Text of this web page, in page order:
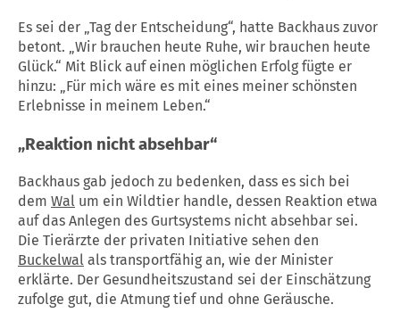
Es sei der „Tag der Entscheidung“, hatte Backhaus zuvor
betont. „Wir brauchen heute Ruhe, wir brauchen heute
Glück.“ Mit Blick auf einen möglichen Erfolg fügte er
hinzu: „Für mich wäre es mit eines meiner schönsten
Erlebnisse in meinem Leben.“
„Reaktion nicht absehbar“
Backhaus gab jedoch zu bedenken, dass es sich bei
dem Wal um ein Wildtier handle, dessen Reaktion etwa
auf das Anlegen des Gurtsystems nicht absehbar sei.
Die Tierärzte der privaten Initiative sehen den
Buckelwal als transportfähig an, wie der Minister
erklärte. Der Gesundheitszustand sei der Einschätzung
zufolge gut, die Atmung tief und ohne Geräusche.